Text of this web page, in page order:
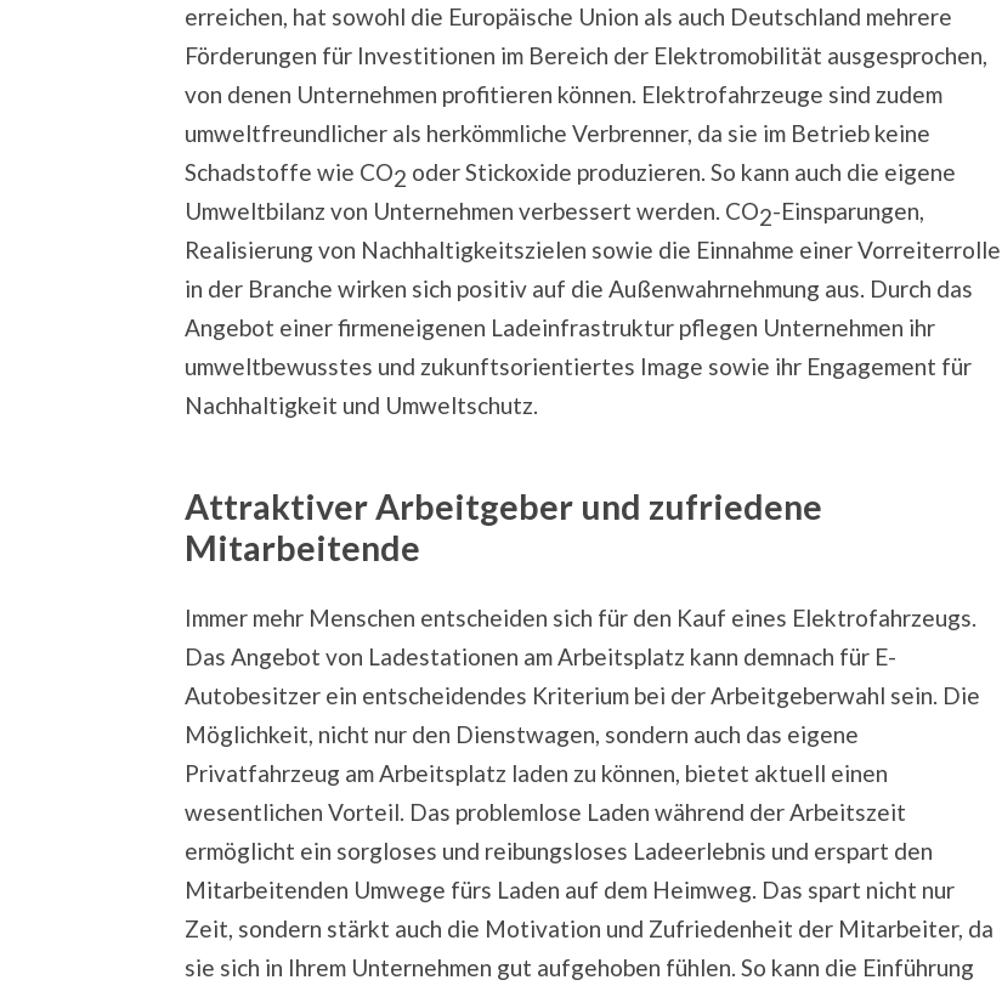
erreichen, hat sowohl die Europäische Union als auch Deutschland mehrere
Förderungen für Investitionen im Bereich der Elektromobilität ausgesprochen,
von denen Unternehmen profitieren können. Elektrofahrzeuge sind zudem
umweltfreundlicher als herkömmliche Verbrenner, da sie im Betrieb keine
Schadstoffe wie CO2 oder Stickoxide produzieren. So kann auch die eigene
Umweltbilanz von Unternehmen verbessert werden. CO2-Einsparungen,
Realisierung von Nachhaltigkeitszielen sowie die Einnahme einer Vorreiterrolle
in der Branche wirken sich positiv auf die Außenwahrnehmung aus. Durch das
Angebot einer firmeneigenen Ladeinfrastruktur pflegen Unternehmen ihr
umweltbewusstes und zukunftsorientiertes Image sowie ihr Engagement für
Nachhaltigkeit und Umweltschutz.
Attraktiver Arbeitgeber und zufriedene
Mitarbeitende
Immer mehr Menschen entscheiden sich für den Kauf eines Elektrofahrzeugs.
Das Angebot von Ladestationen am Arbeitsplatz kann demnach für E-
Autobesitzer ein entscheidendes Kriterium bei der Arbeitgeberwahl sein. Die
Möglichkeit, nicht nur den Dienstwagen, sondern auch das eigene
Privatfahrzeug am Arbeitsplatz laden zu können, bietet aktuell einen
wesentlichen Vorteil. Das problemlose Laden während der Arbeitszeit
ermöglicht ein sorgloses und reibungsloses Ladeerlebnis und erspart den
Mitarbeitenden Umwege fürs Laden auf dem Heimweg. Das spart nicht nur
Zeit, sondern stärkt auch die Motivation und Zufriedenheit der Mitarbeiter, da
sie sich in Ihrem Unternehmen gut aufgehoben fühlen. So kann die Einführung